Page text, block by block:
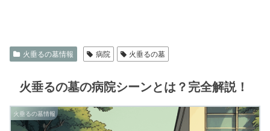
火垂るの墓情報 病院 火垂るの墓
火垂るの墓の病院シーンとは？完全解説！
火垂るの墓情報